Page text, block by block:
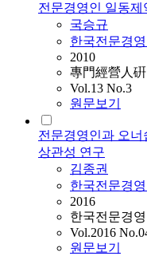
전문경영인 일동
국승규
한국전문경
2010
專門經營人
Vol.13 No.3
원문보기
전문경영인과 오너
상관성 연구
김종권
한국전문경
2016
한국전문경
Vol.2016
원문보기